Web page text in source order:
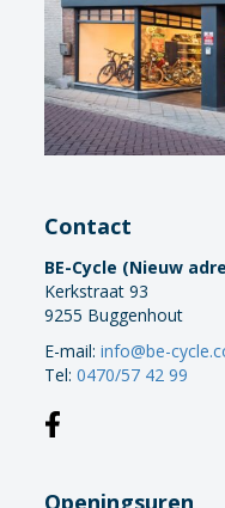
Contact
BE-Cycle (Nieuw
Kerkstraat 93
9255 Buggenhout
E-mail:info@be-
Tel:0470/57 42 99